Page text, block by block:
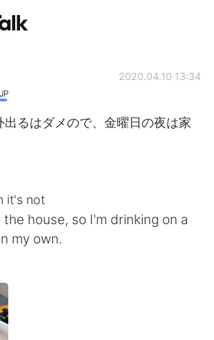
для Языкового Обмена
Checker
Español
JP
2020.04.10 13:34
出るはダメので、金曜日の夜は家
it's not
house, so I'm drinking on a
my own.